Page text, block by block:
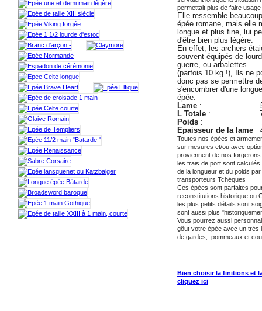
permettait plus de faire
Elle ressemble
épée romane, mais elle
longue et plus fine, lui
d'être bien plus légère.
En effet, les archers
souvent équipés de
guerre, ou arbalettes
(parfois 10 kg !), Ils ne
donc pas se permettre
s'encombrer d'une
épée.
Lame : 57
L Totale : 75
Poids : 1.2
Epaisseur de la lame
Toutes nos épées et
sur mesures et/ou avec
proviennent de nos
les frais de port sont calculés
de la longueur et du poids par
transporteurs Tchèques
Ces épées sont parfaites
reconstitutions historique ou
les plus petits détails sont
sont aussi plus
Vous pourrez aussi
gôut votre épée avec un très
de gardes, pommeaux et
Bien choisir la finitions et
cliquez ici